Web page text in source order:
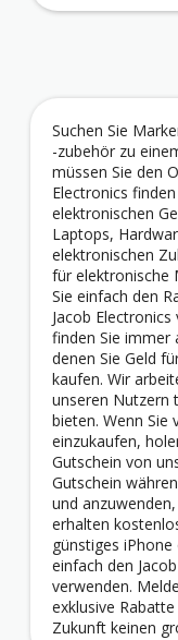
Suchen Sie
-zubehör zu
müssen Sie den
Electronics
elektronischen
Laptops,
elektronischen
für elektronische
Sie einfach den
Jacob
finden Sie immer
denen Sie Geld
kaufen. Wir
unseren Nutzern
bieten. Wenn Sie
einzukaufen,
Gutschein von
Gutschein
und
erhalten
günstiges iPhone
einfach den
verwenden.
exklusive
Zukunft keinen